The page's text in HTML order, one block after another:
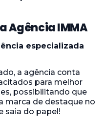
Agência IMMA
especializada
a agência conta
para melhor
possibilitando que
marca de destaque no
saia do papel!